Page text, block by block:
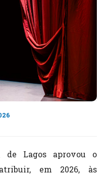
de Lagos aprovou o
em 2026, às